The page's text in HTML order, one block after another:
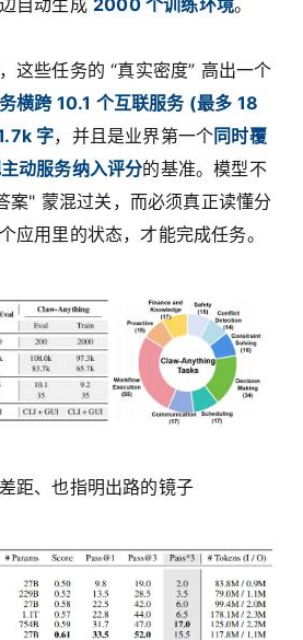
这些任务的 “真实密度” 高出一个
横跨 10.1 个互联服务 (最多 18
字，并且是业界第一个同时覆
动服务纳入评分的基准。模型不
案" 蒙混过关，而必须真正读懂分
应用里的状态，才能完成任务。
距、也指明出路的镜子